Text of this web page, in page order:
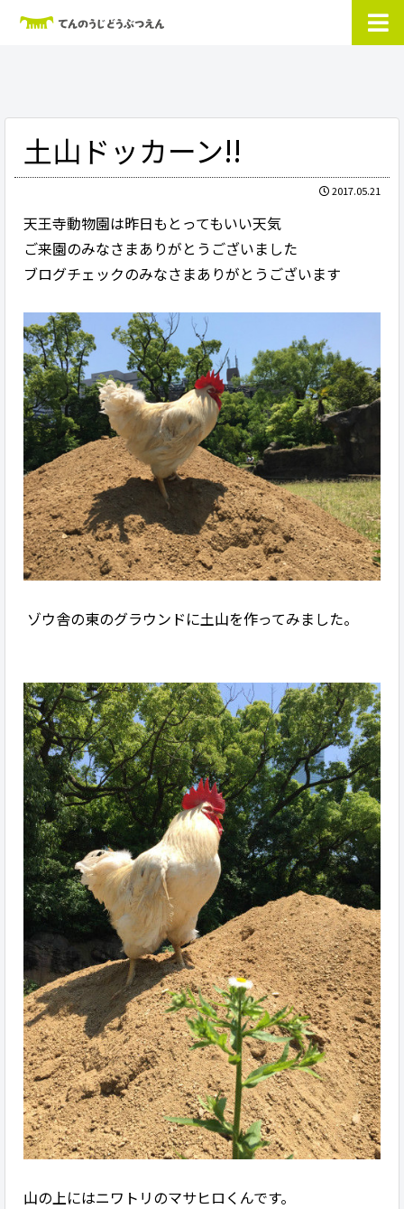
土山ドッカーン!!
2017.05.21
天王寺動物園は昨日もとってもいい天気
ご来園のみなさまありがとうございました
ブログチェックのみなさまありがとうございます
ゾウ舎の東のグラウンドに土山を作ってみました。
山の上にはニワトリのマサヒロくんです。